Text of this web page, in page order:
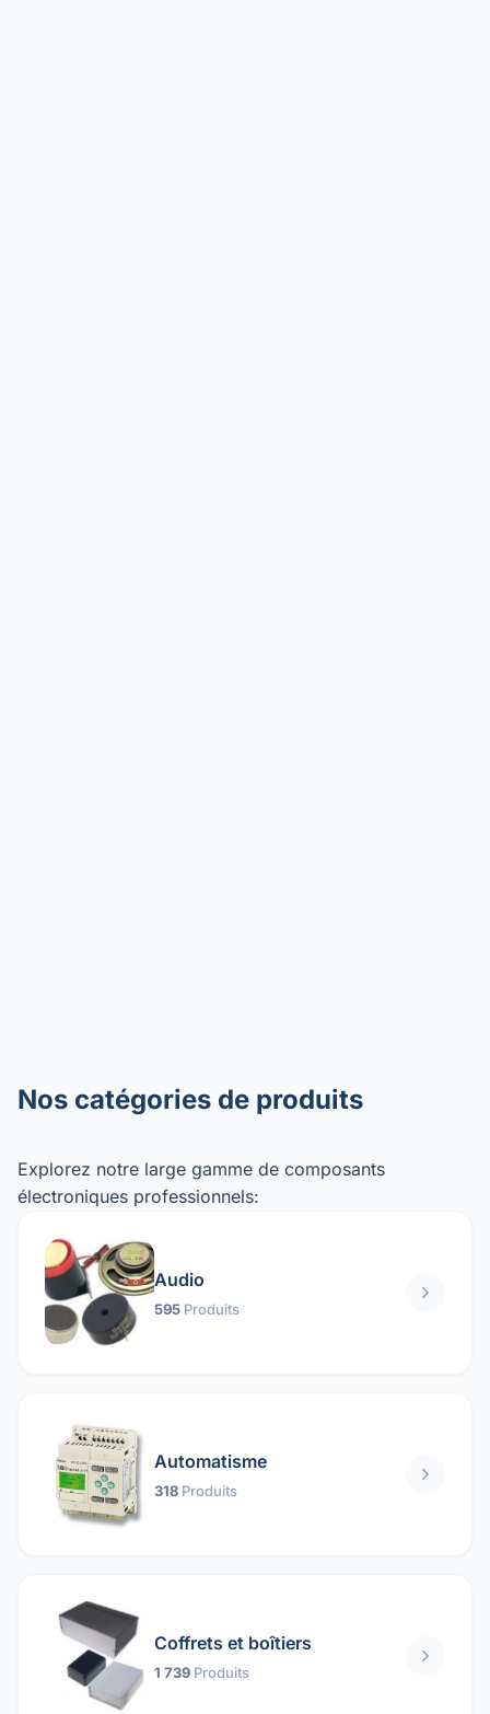
Nos catégories de produits
Explorez notre large gamme de composants
électroniques professionnels:
Audio
595 Produits
Automatisme
318 Produits
Coffrets et boîtiers
1 739 Produits